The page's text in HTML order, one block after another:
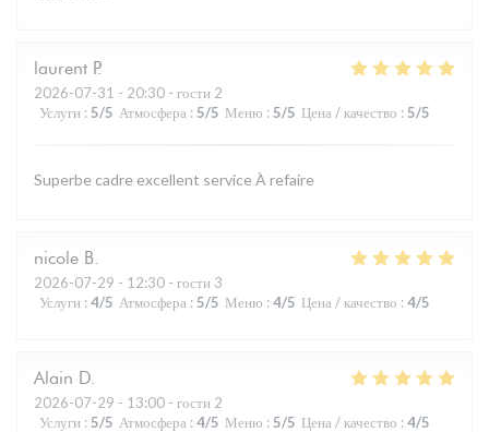
laurent P
2026-07-31 - 20:30 - гости 2
Услуги : 5/5 Атмосфера : 5/5 Меню : 5/5 Цена / качество : 5/5
Superbe cadre excellent service À refaire
nicole B
2026-07-29 - 12:30 - гости 3
Услуги : 4/5 Атмосфера : 5/5 Меню : 4/5 Цена / качество : 4/5
Alain D
2026-07-29 - 13:00 - гости 2
Услуги : 5/5 Атмосфера : 4/5 Меню : 5/5 Цена / качество : 4/5